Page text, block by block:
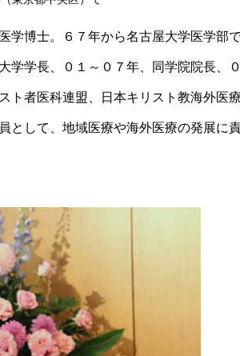
学博士。６７年から名古屋大学医学部
学学長、０１～０７年、同学院院長、
ト者医科連盟、日本キリスト教海外医
として、地域医療や海外医療の発展に